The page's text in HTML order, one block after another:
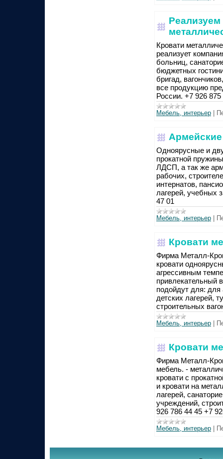
Кровати
реализует
больниц,
бюджетных
бригад,
все продукцию
России. +7 926
Мебель, интерьер
Одноярусные и
прокатной
ЛДСП, а так же
рабочих,
интернатов,
лагерей, учебных
47 01
Мебель, интерьер
Кровати
Фирма Металл-
кровати
агрессивным
привлекательный
подойдут для:
детских лагерей,
строительных
Мебель, интерьер
Кровати
Фирма Металл-
мебель. -
кровати с
и кровати на
лагерей,
учреждений,
926 786 44 45 +7
Мебель, интерьер